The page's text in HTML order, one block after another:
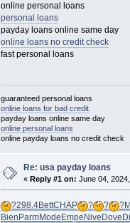
online personal loans
personal loans
payday loans online same day
online loans no credit check
fast personal loans
guaranteed personal loans
online loans for bad credit
payday loans online same day
online personal loans
online payday loans no credit check
Re: usa payday loans
«Reply #1 on: June 04,
?298.4BettCHAP ? ? ?
BienParmModeEmpeNiveDove